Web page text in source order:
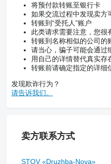
将预付款转账至银行卡
如果交流过程中发现卖方
转账到“受托人”账户
此类请求需要注意，您很
转账到名称相似的公司的
请当心，骗子可能会通过
用自己的详情替代真实存
转账前请确定指定的详细
发现欺诈行为？
请告诉我们。
卖方联系方式
STOV «Druzhba-Nova»